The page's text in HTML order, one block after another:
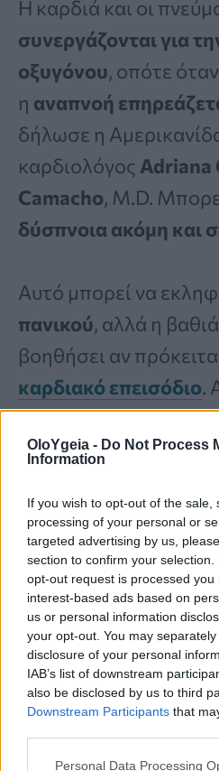
OloYgeia - Do Not Process
Information
If you wish to opt-out of the
processing of your personal or
targeted advertising by us,
section to confirm your
opt-out request is processed you
interest-based ads based on
us or personal information
your opt-out. You may
disclosure of your personal
IAB’s list of downstream
also be disclosed by us to third
Downstream Participants that
Personal Data Processing
Η καρδιά και οι
συνεργάζονται για
οξυγόνου, οπότε
η αναπνοή
δήλωσε η
καρδιολόγος Adriana
Camacho, M.D.
δύσπνοια ακόμη και
Αυτό μπορεί να
πανικού, αλλά η
βοηθήσει αν
καρδιακό επεισόδιο.
«επαναφέρετε» την
νιώθετε ότι δεν
2. Ταχυκαρδία
Όταν υπάρχει
προσπαθεί να το
χτυπάει πιο γρήγορα,
Αυτό μπορεί να
υψηλούς παλμούςή